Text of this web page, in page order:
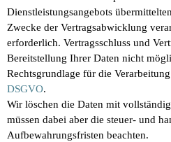
Dienstleistungsangebots
Zwecke der Vertragsabwicklung
erforderlich. Vertragsschluss und
Bereitstellung Ihrer Daten nicht
Rechtsgrundlage für die
DSGVO.
Wir löschen die Daten mit
müssen dabei aber die steuer- und
Aufbewahrungsfristen beachten.